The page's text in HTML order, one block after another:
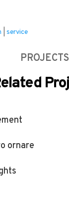
|service
PROJECTS
ornare